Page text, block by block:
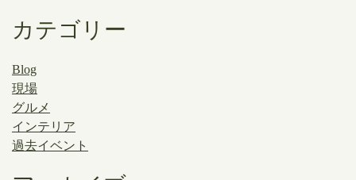
カテゴリー
Blog
現場
グルメ
インテリア
過去イベント